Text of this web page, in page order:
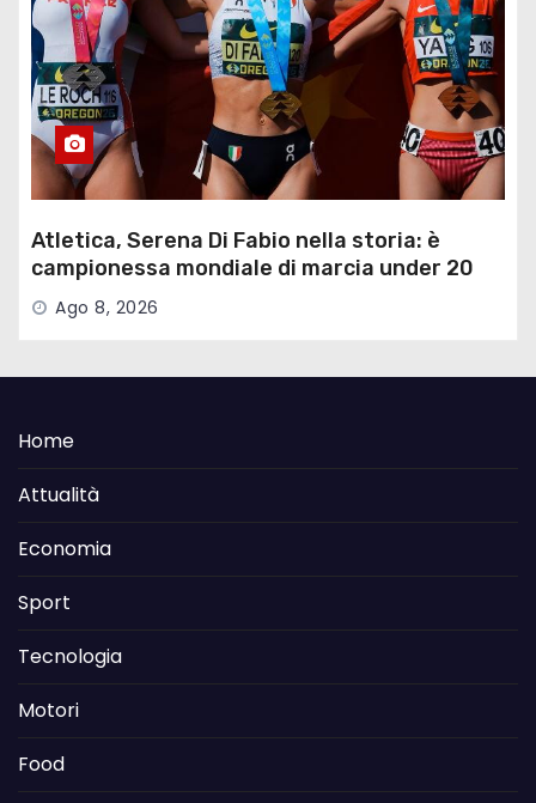
Atletica, Serena Di Fabio nella storia: è
campionessa mondiale di marcia under 20
Ago 8, 2026
Home
Attualità
Economia
Sport
Tecnologia
Motori
Food